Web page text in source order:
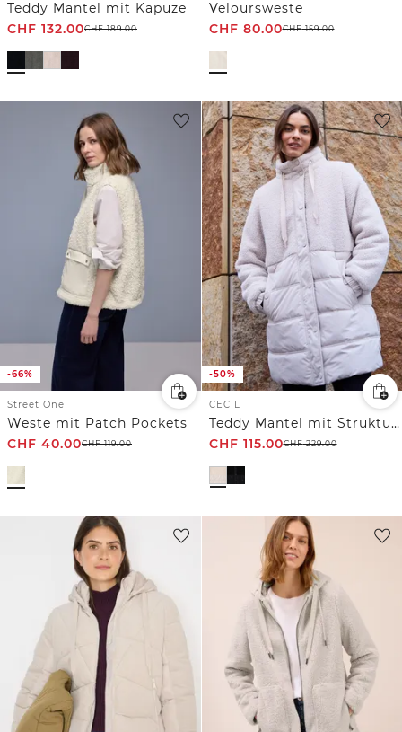
Teddy Mantel mit Kapuze
CHF 132.00CHF189.00
Veloursweste
CHF 80.00CHF159.00
-66%
Street One
Weste mit Patch Pockets
CHF 40.00CHF119.00
-50%
CECIL
Teddy Mantel mit Strukturmix
CHF 115.00CHF229.00